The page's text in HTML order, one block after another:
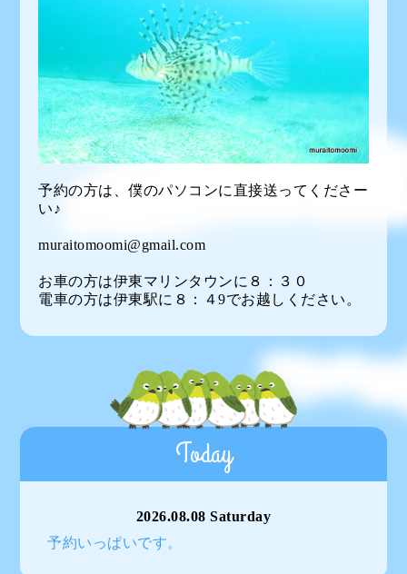
予約の方は、僕のパソコンに直接送ってくださー
い♪
muraitomoomi@gmail.com
お車の方は伊東マリンタウンに８：３０
電車の方は伊東駅に８：４9でお越しください。
Today
2026.08.08 Saturday
予約いっぱいです。